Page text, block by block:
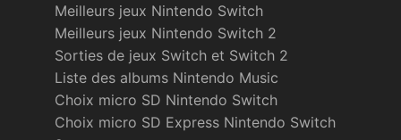
Meilleurs jeux Nintendo Switch
Meilleurs jeux Nintendo Switch 2
Sorties de jeux Switch et Switch 2
Liste des albums Nintendo Music
Choix micro SD Nintendo Switch
Choix micro SD Express Nintendo Switch